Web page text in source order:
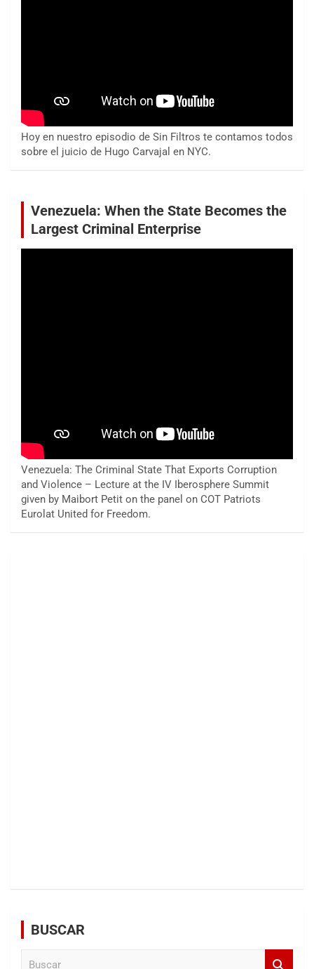
Hoy en nuestro episodio de Sin Filtros te contamos todos
sobre el juicio de Hugo Carvajal en NYC.
Venezuela: When the State Becomes the
Largest Criminal Enterprise
Venezuela: The Criminal State That Exports Corruption
and Violence – Lecture at the IV Iberosphere Summit
given by Maibort Petit on the panel on COT Patriots
Eurolat United for Freedom.
BUSCAR